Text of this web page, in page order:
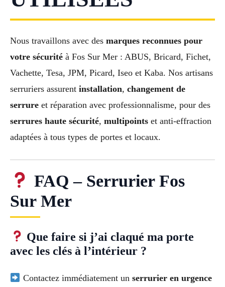
Nous travaillons avec des marques reconnues pour
votre sécurité à Fos Sur Mer : ABUS, Bricard, Fichet,
Vachette, Tesa, JPM, Picard, Iseo et Kaba. Nos artisans
serruriers assurent installation, changement de
serrure et réparation avec professionnalisme, pour des
serrures haute sécurité, multipoints et anti-effraction
adaptées à tous types de portes et locaux.
FAQ – Serrurier Fos
Sur Mer
Que faire si j’ai claqué ma porte
avec les clés à l’intérieur ?
Contactez immédiatement un serrurier en urgence